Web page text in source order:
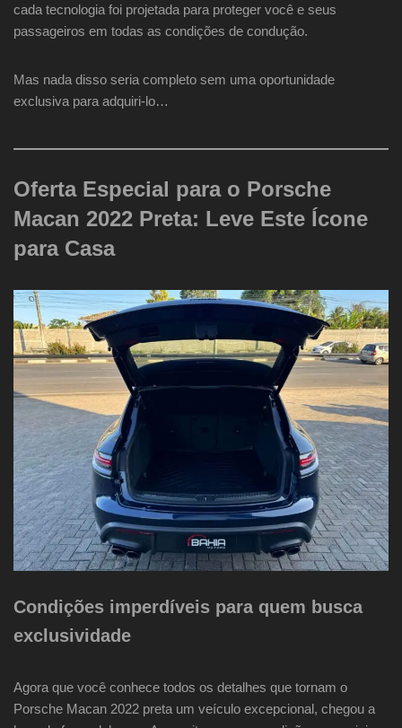
cada tecnologia foi projetada para proteger você e seus
passageiros em todas as condições de condução.
Mas nada disso seria completo sem uma oportunidade
exclusiva para adquiri-lo…
Oferta Especial para o Porsche
Macan 2022 Preta: Leve Este Ícone
para Casa
Condições imperdíveis para quem busca
exclusividade
Agora que você conhece todos os detalhes que tornam o
Porsche Macan 2022 preta um veículo excepcional, chegou a